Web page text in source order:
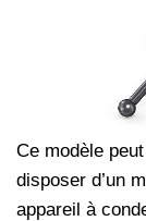
Ce modèle
disposer d’un
appareil à